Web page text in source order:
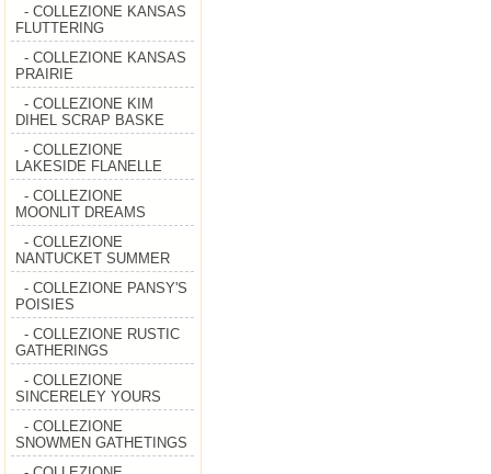
- COLLEZIONE KANSAS
FLUTTERING
- COLLEZIONE KANSAS
PRAIRIE
- COLLEZIONE KIM
DIHEL SCRAP BASKE
- COLLEZIONE
LAKESIDE FLANELLE
- COLLEZIONE
MOONLIT DREAMS
- COLLEZIONE
NANTUCKET SUMMER
- COLLEZIONE PANSY'S
POISIES
- COLLEZIONE RUSTIC
GATHERINGS
- COLLEZIONE
SINCERELEY YOURS
- COLLEZIONE
SNOWMEN GATHETINGS